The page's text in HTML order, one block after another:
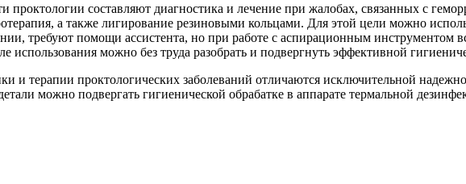
проктологии составляют диагностика и лечение при жалобах, связанных с
а также лигирование резиновыми кольцами. Для этой цели можно
требуют помощи ассистента, но при работе с аспирационным инструментом
можно без труда разобрать и подвергнуть эффективной
и терапии проктологических заболеваний отличаются исключительной
можно подвергать гигиенической обрабатке в аппарате термальной